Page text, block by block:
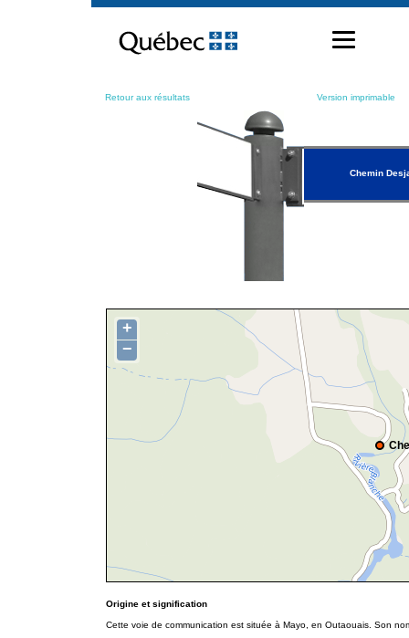
contenu
Retour aux résultats Version imprimable
Chemin
+
−
Origine et signification
Cette voie de communication est située à Mayo, en Outaouais. Son